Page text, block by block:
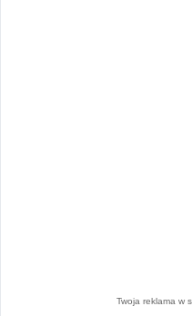
Twoja reklama w